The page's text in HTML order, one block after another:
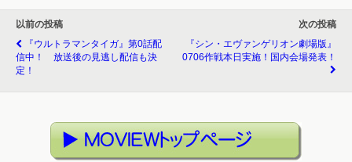
以前の投稿
『ウルトラマンタイガ』第0話配
信中！ 放送後の見逃し配信も決
定！
次の投稿
『シン・エヴァンゲリオン劇場版』
0706作戦本日実施！国内会場発表！